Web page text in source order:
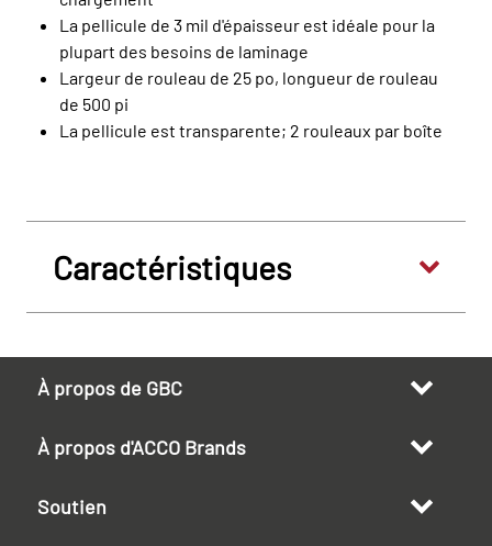
La pellicule de 3 mil d'épaisseur est idéale pour la
plupart des besoins de laminage
Largeur de rouleau de 25 po, longueur de rouleau
de 500 pi
La pellicule est transparente; 2 rouleaux par boîte
Caractéristiques
À propos de GBC
À propos d'ACCO Brands
Soutien